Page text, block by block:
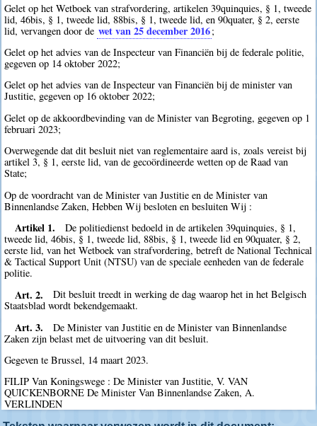
Gelet op het Wetboek van strafvordering, artikelen 39quinquies, § 1, tweede
lid, 46bis, § 1, tweede lid, 88bis, § 1, tweede lid, en 90quater, § 2, eerste
lid, vervangen door de wet van 25 december 2016;
Gelet op het advies van de Inspecteur van Financiën bij de federale politie,
gegeven op 14 oktober 2022;
Gelet op het advies van de Inspecteur van Financiën bij de minister van
Justitie, gegeven op 16 oktober 2022;
Gelet op de akkoordbevinding van de Minister van Begroting, gegeven op 1
februari 2023;
Overwegende dat dit besluit niet van reglementaire aard is, zoals vereist bij
artikel 3, § 1, eerste lid, van de gecoördineerde wetten op de Raad van
State;
Op de voordracht van de Minister van Justitie en de Minister van
Binnenlandse Zaken, Hebben Wij besloten en besluiten Wij :
Artikel 1.
De politiedienst bedoeld in de artikelen 39quinquies, § 1,
tweede lid, 46bis, § 1, tweede lid, 88bis, § 1, tweede lid en 90quater, § 2,
eerste lid, van het Wetboek van strafvordering, betreft de National Technical
& Tactical Support Unit (NTSU) van de speciale eenheden van de federale
politie.
Art. 2.
Dit besluit treedt in werking de dag waarop het in het Belgisch
Staatsblad wordt bekendgemaakt.
Art. 3.
De Minister van Justitie en de Minister van Binnenlandse
Zaken zijn belast met de uitvoering van dit besluit.
Gegeven te Brussel, 14 maart 2023.
FILIP Van Koningswege : De Minister van Justitie, V. VAN
QUICKENBORNE De Minister Van Binnenlandse Zaken, A.
VERLINDEN